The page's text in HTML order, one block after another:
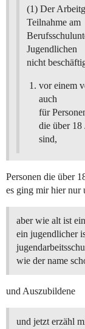
(1) Der
Teilnahme am
Jugendlichen
nicht
vor einem
auch
für
die über 18
sind,
Personen die über
es ging mir hier nur
aber wie alt ist
ein jugendlicher
wie der name
und Auszubildene
und jetzt erzähl